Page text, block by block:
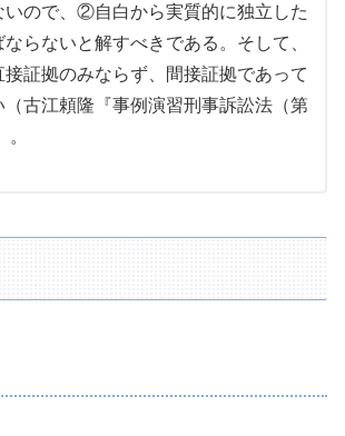
いので、②自白から実質的に独立した
らないと解すべきである。そして、
証拠のみならず、間接証拠であって
（古江頼隆『事例演習刑事訴訟法（第